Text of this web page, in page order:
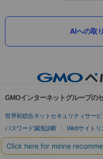
AIへの取
GMOインターネットグループの
世界初総合ネットセキュリティサービ
パスワード漏洩診断
Webサイトリ
セキュリティ相談AIチャットボット
実在証明・盗聴対策